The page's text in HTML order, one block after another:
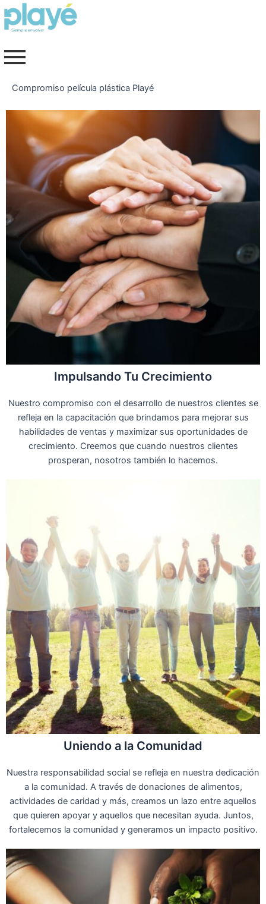
Ir
al
contenido
Compromiso película plástica Playé
Impulsando Tu Crecimiento
Nuestro compromiso con el desarrollo de nuestros clientes se
refleja en la capacitación que brindamos para mejorar sus
habilidades de ventas y maximizar sus oportunidades de
crecimiento. Creemos que cuando nuestros clientes
prosperan, nosotros también lo hacemos.
Uniendo a la Comunidad
Nuestra responsabilidad social se refleja en nuestra dedicación
a la comunidad. A través de donaciones de alimentos,
actividades de caridad y más, creamos un lazo entre aquellos
que quieren apoyar y aquellos que necesitan ayuda. Juntos,
fortalecemos la comunidad y generamos un impacto positivo.